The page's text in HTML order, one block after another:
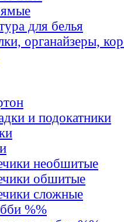
для белья
органайзеры,
и подокатники
необшитые
обшитые
сложные
%%